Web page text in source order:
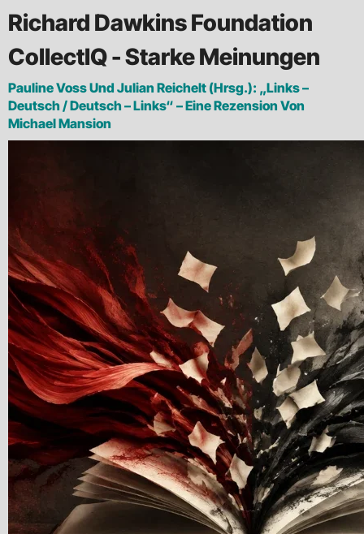
Richard Dawkins Foundation
CollectIQ - Starke Meinungen
Pauline Voss Und Julian Reichelt (Hrsg.): „Links –
Deutsch / Deutsch – Links“ – Eine Rezension Von
Michael Mansion